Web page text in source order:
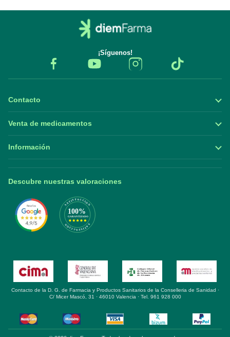
¡Síguenos!
Contacto
Venta de medicamentos
Información
Descubre nuestras valoraciones
Contacto de la D. G. de Farmacia y Productos Sanitarios de la Conselleria de Sanidad ·
C/ Micer Mascó, 31 · 46010 Valencia · Tel. 961 928 000